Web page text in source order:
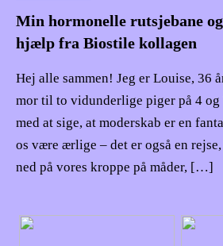
Min hormonelle rutsjebane
hjælp fra Biostile kollagen
Hej alle sammen! Jeg er Louise, 36
mor til to vidunderlige piger på 4 og
med at sige, at moderskab er en
os være ærlige – det er også en
ned på vores kroppe på måder, […]